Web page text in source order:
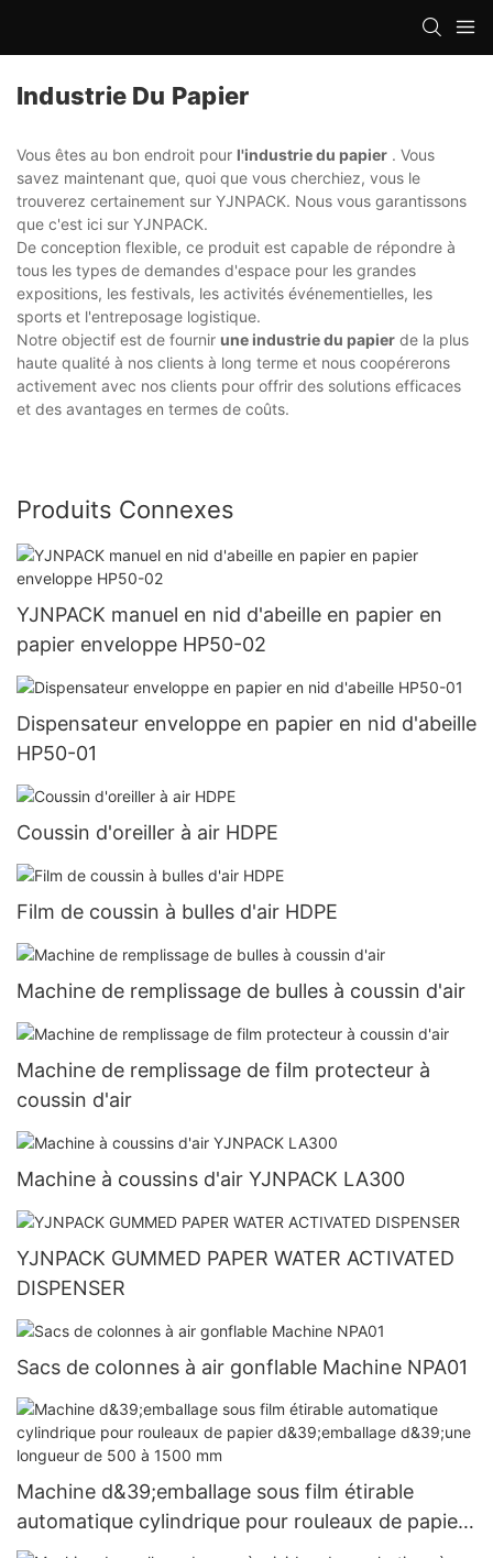
Industrie Du Papier
Vous êtes au bon endroit pour l'industrie du papier . Vous
savez maintenant que, quoi que vous cherchiez, vous le
trouverez certainement sur YJNPACK. Nous vous garantissons
que c'est ici sur YJNPACK.
De conception flexible, ce produit est capable de répondre à
tous les types de demandes d'espace pour les grandes
expositions, les festivals, les activités événementielles, les
sports et l'entreposage logistique.
Notre objectif est de fournir une industrie du papier de la plus
haute qualité à nos clients à long terme et nous coopérerons
activement avec nos clients pour offrir des solutions efficaces
et des avantages en termes de coûts.
Produits Connexes
YJNPACK manuel en nid d'abeille en papier en
papier enveloppe HP50-02
Dispensateur enveloppe en papier en nid d'abeille
HP50-01
Coussin d'oreiller à air HDPE
Film de coussin à bulles d'air HDPE
Machine de remplissage de bulles à coussin d'air
Machine de remplissage de film protecteur à
coussin d'air
Machine à coussins d'air YJNPACK LA300
YJNPACK GUMMED PAPER WATER ACTIVATED
DISPENSER
Sacs de colonnes à air gonflable Machine NPA01
Machine d&39;emballage sous film étirable
automatique cylindrique pour rouleaux de papier
d&39;emballage d&39;une longueur de 500 à